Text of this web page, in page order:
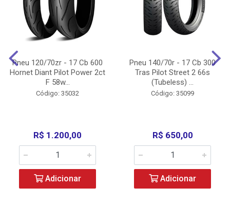
Pneu 120/70zr - 17 Cb 600
Hornet Diant Pilot Power 2ct
F 58w...
Código: 35032
R$ 1.200,00
Adicionar
Pneu 140/70r - 17 Cb 300
Tras Pilot Street 2 66s
(Tubeless) ...
Código: 35099
R$ 650,00
Adicionar